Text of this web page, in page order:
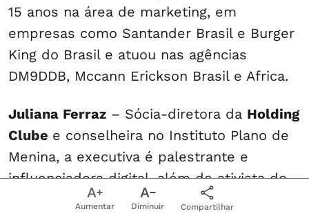
15 anos na área de marketing, em
empresas como Santander Brasil e Burger
King do Brasil e atuou nas agências
DM9DDB, Mccann Erickson Brasil e Africa.
Juliana Ferraz – Sócia-diretora da Holding
Clube e conselheira no Instituto Plano de
Menina, a executiva é palestrante e
influenciadora digital, além de ativista do
movimento “corpo livre”, que trabalha a
Aumentar Diminuir Compartilhar